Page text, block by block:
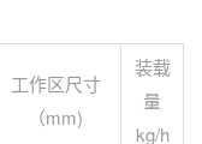
工作区尺寸
（mm)
装载
量
kg/h